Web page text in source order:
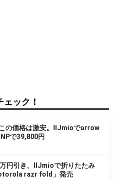
ック！
の価格は激安。IIJmioでarrow
で39,800円
円引き。IIJmioで折りたたみ
razr fold」発売